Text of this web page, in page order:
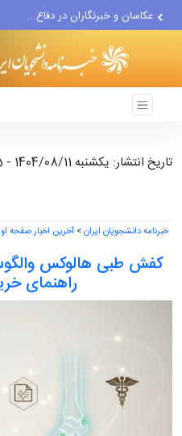
حل معضل آلودگی هوای تهران...
خبرنگاران در خط مقدم جهاد...
عکاسان و خبرنگاران در دفاع...
مومنی: رسانه می‌تواند...
تاریخ انتشار: یکشنبه 1404/08/11 - 17:15
خبرنامه دانشجویان ایران> آخرین اخبار صفحه
کفش طبی هالوکس
راهنمای